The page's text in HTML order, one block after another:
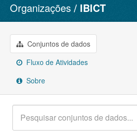
Conjuntos de dados
Organizações
Grupos
Sobre
Organizações IBICT
Conjuntos de dados
Fluxo de Atividades
Sobre